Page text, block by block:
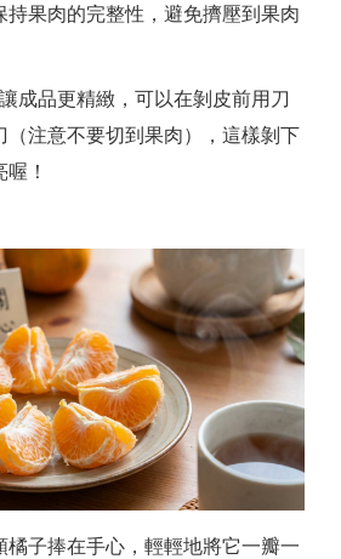
持果肉的完整性，避免擠壓到果肉
成品更精緻，可以在剝皮前用刀
（注意不要切到果肉），這樣剝下
！
橘子捧在手心，輕輕地將它一瓣一